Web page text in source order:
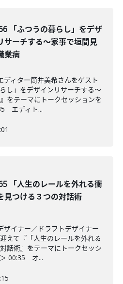
「ふつうの暮らし」をデザ
サーチする～家事で垣間見
業病
ィター筒井美希さんをゲスト
し」をデザインリサーチする～
をテーマにトークセッションを
エディト...
「人生のレールを外れる衝
見つける３つの対話術
イナー／ドラフトデザイナー
えて『「人生のレールを外れる
話術』をテーマにトークセッシ
00:35 オ...